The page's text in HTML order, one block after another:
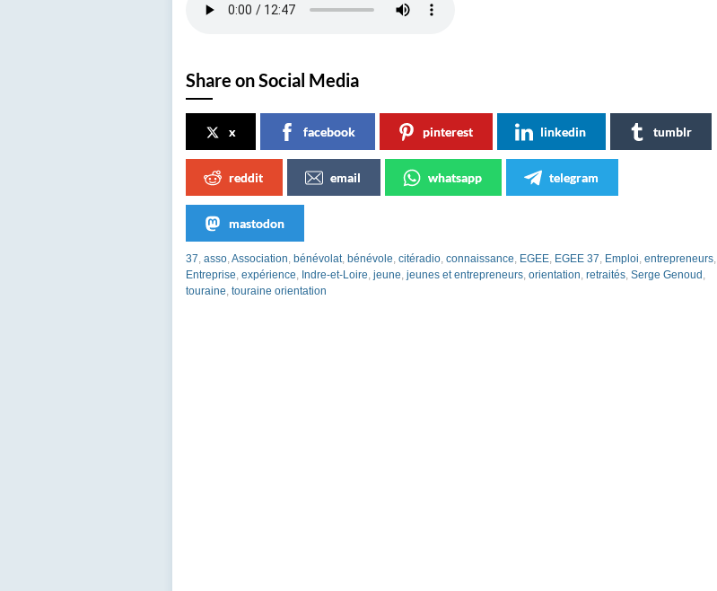
Share on Social Media
x facebook pinterest linkedin tumblr
reddit email whatsapp telegram
mastodon
37, asso,Association, bénévolat, bénévole, citéradio, connaissance, EGEE, EGEE 37, Emploi, entrepreneurs,
Entreprise, expérience, Indre-et-Loire, jeune, jeunes et entrepreneurs, orientation, retraités, Serge Genoud ,
touraine, touraine orientation